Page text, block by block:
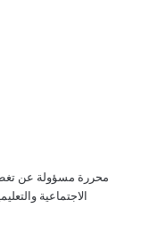
محررة مسؤولة عن
الاجتماعية